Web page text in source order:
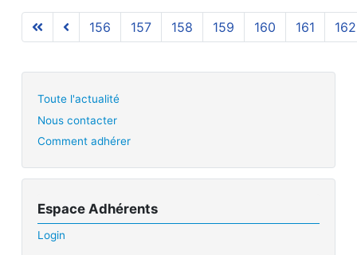
156 157 158 159 160 161 162
Toute l'actualité
Nous contacter
Comment adhérer
Espace Adhérents
Login